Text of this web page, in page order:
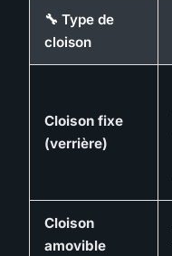
🔧 Type de
cloison
Cloison fixe
(verrière)
Cloison
amovible